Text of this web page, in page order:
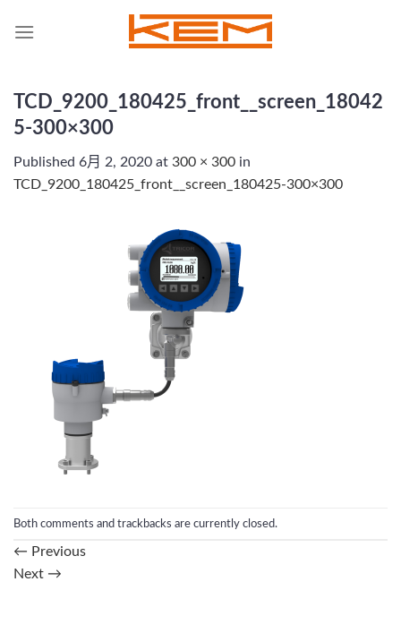
TCD_9200_180425_front__screen_18042
5-300×300
Published 6月 2, 2020 at 300 × 300 in
TCD_9200_180425_front__screen_180425-300×300
Both comments and trackbacks are currently closed.
← Previous
Next →